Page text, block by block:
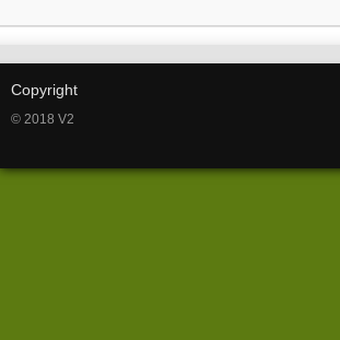
Copyright
© 2018 V2